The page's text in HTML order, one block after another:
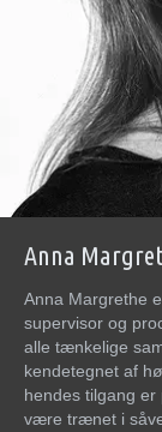
Anna
Anna Margrethe
supervisor og
alle tænkelige
kendetegnet af
hendes tilgang
være trænet i